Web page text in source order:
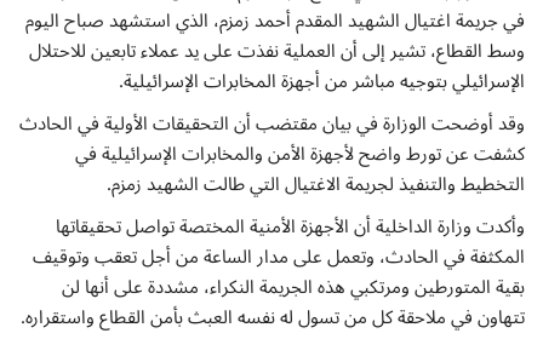
في جريمة اغتيال الشهيد المقدم أحمد زمزم، الذي استشهد صباح اليوم
وسط القطاع، تشير إلى أن العملية نفذت على يد عملاء تابعين للاحتلال
الإسرائيلي بتوجيه مباشر من أجهزة المخابرات الإسرائيلية.
وقد أوضحت الوزارة في بيان مقتضب أن التحقيقات الأولية في الحادث
كشفت عن تورط واضح لأجهزة الأمن والمخابرات الإسرائيلية في
التخطيط والتنفيذ لجريمة الاغتيال التي طالت الشهيد زمزم.
وأكدت وزارة الداخلية أن الأجهزة الأمنية المختصة تواصل تحقيقاتها
المكثفة في الحادث، وتعمل على مدار الساعة من أجل تعقب وتوقيف
بقية المتورطين ومرتكبي هذه الجريمة النكراء، مشددة على أنها لن
تتهاون في ملاحقة كل من تسول له نفسه العبث بأمن القطاع واستقراره.